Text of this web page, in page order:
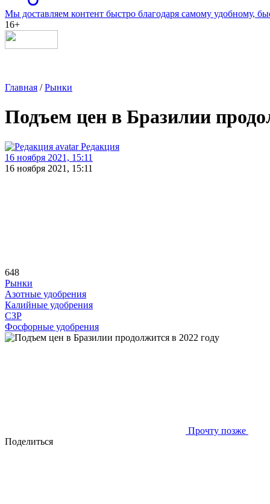
Мы доставляем контент быстро благодаря самому удобному,
16+
Главная /Рынки
Подъем цен в Бразилии
Редакция
16 ноября 2021, 15:11
16 ноября 2021, 15:11
648
Рынки
Азотные удобрения
Калийные удобрения
СЗР
Фосфорные удобрения
Прочту позже
Поделиться